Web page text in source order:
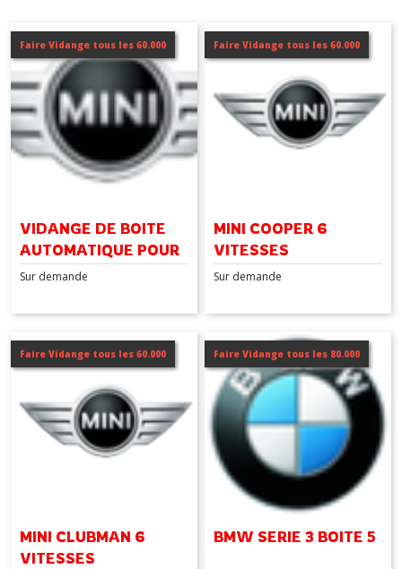
Faire Vidange tous les 60.000
VIDANGE DE BOITE
AUTOMATIQUE POUR
MINI COUNTRYMAN 8
Sur demande
Faire Vidange tous les 60.000
MINI COOPER 6
VITESSES
Sur demande
Faire Vidange tous les 60.000
MINI CLUBMAN 6
VITESSES
Faire Vidange tous les 80.000
BMW SERIE 3 BOITE 5